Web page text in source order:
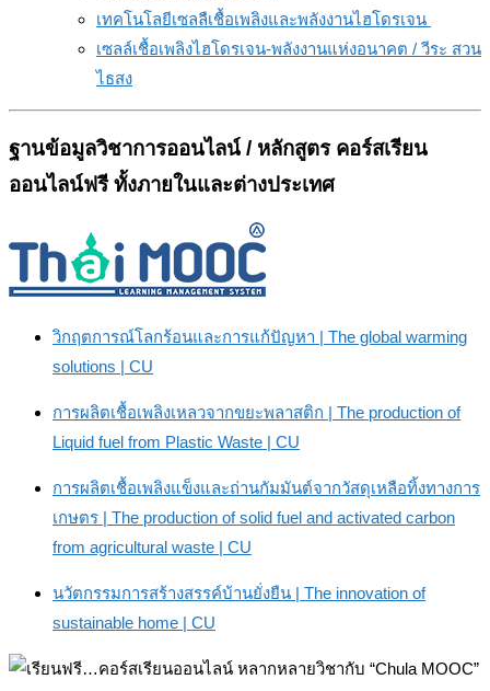
เทคโนโลยีเซลลืเชื้อเพลิงและพลังงานไฮโดรเจน
เซลล์เชื้อเพลิงไฮโดรเจน-พลังงานแห่งอนาคต / วีระ สวน
ไธสง
ฐานข้อมูลวิชาการออนไลน์ / หลักสูตร คอร์สเรียน
ออนไลน์ฟรี ทั้งภายในและต่างประเทศ
วิกฤตการณ์โลกร้อนและการแก้ปัญหา | The global warming
solutions | CU
การผลิตเชื้อเพลิงเหลวจากขยะพลาสติก | The production of
Liquid fuel from Plastic Waste | CU
การผลิตเชื้อเพลิงแข็งและถ่านกัมมันต์จากวัสดุเหลือทิ้งทางการ
เกษตร | The production of solid fuel and activated carbon
from agricultural waste | CU
นวัตกรรมการสร้างสรรค์บ้านยั่งยืน | The innovation of
sustainable home | CU